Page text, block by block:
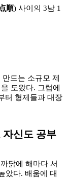
順) 사이의 3남 1
드는 소규모 제
도왔다. 그럼에
터 형제들과 대장
자신도 공부
닭에 해마다 서
았다. 배움에 대